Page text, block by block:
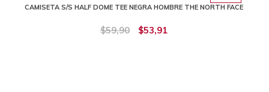
CAMISETA S/S HALF DOME TEE NEGRA HOMBRE THE NORTH FACE
$59,90 $53,91